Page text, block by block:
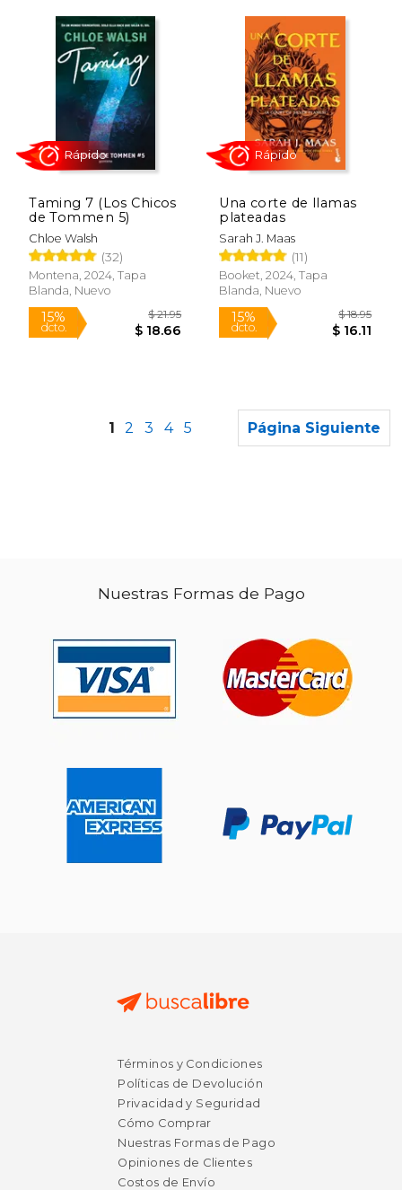
50%
dcto.
40%
dcto.
$ 75.79 50%
$ 17.81
Rápido
Taming 7 (Los Chicos
de Tommen 5)
Chloe Walsh
(32)
Montena, 2024, Tapa
Blanda, Nuevo
Una corte de llamas
plateadas
Sarah J. Maas
(11)
Booket, 2024, Tapa
Blanda, Nuevo
1 2 3 4 5 Página Siguiente
Nuestras Formas de Pago
Términos y Condiciones
Políticas de Devolución
Privacidad y Seguridad
Cómo Comprar
Nuestras Formas de Pago
Opiniones de Clientes
Costos de Envío